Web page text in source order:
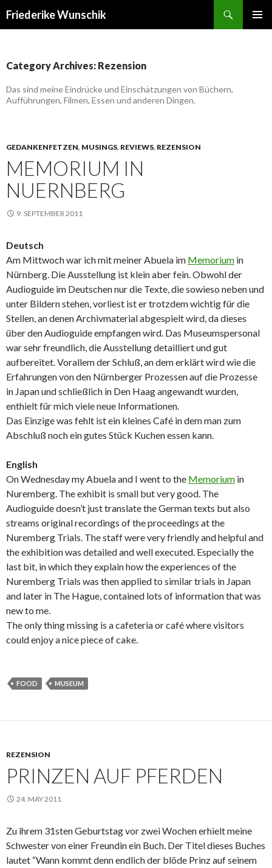
Friederike Wunschik
Category Archives: Rezension
Das sind meine Eindrücke und Einschätzungen von Büchern,
Aufführungen, Filmen, Essen und anderen Dingen.
GEDANKENFETZEN, MUSINGS, REVIEWS, REZENSION
MEMORIUM IN
NUERNBERG
9. SEPTEMBER 2011
Deutsch
Am Mittwoch war ich mit meiner Abuela im Memorium in
Nürnberg. Die Ausstellung ist klein aber fein. Obwohl der
Audioguide im Deutschen nur die Texte, die sowieso neben und
unter Bildern stehen, vorliest ist er trotzdem wichtig für die
Stellen, an denen Archivmaterial abgespielt wird, da dieses
über den Audioguide empfangen wird. Das Museumspersonal
war sehr freundlich, die Ausstellung detailliert und gut
aufbereitet. Vorallem der Schluß, an dem erklärt wird wie die
Erfahrungen von den Nürnberger Prozessen auf die Prozesse
in Japan und schließlich in Den Haag angewandt wurden,
enthielt für mich viele neue Informationen.
Das Einzige was fehlt ist ein kleines Café in dem man zum
Abschluß noch ein gutes Stück Kuchen essen kann.
English
On Wednesday my Abuela and I went to the Memorium in
Nuremberg. The exhibit is small but very good. The
Audioguide doesn’t just translate the German texts but also
streams original recordings of the proceedings at the
Nuremberg Trials. The staff were very friendly and helpful and
the exhibition was detailed and well executed. Especially the
last bit, in which they explain how the experiences of the
Nuremberg Trials was then applied to similar trials in Japan
and later in The Hague, contained lots of information that was
new to me.
The only thing missing is a cafeteria or café where visitors
could enjoy a nice piece of cake.
FOOD MUSEUM
REZENSION
PRINZEN AUF PFERDEN
24. MAY 2011
Zu ihrem 31sten Geburtstag vor zwei Wochen erhielt meine
Schwester von einer Freundin ein Buch. Der Titel dieses Buches
lautet “Wann kommt denn endlich der blöde Prinz auf seinem